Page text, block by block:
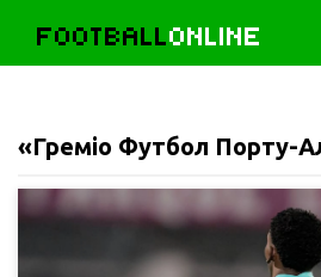
FOOTBALLONLINE
«Греміо Футбол Порту-